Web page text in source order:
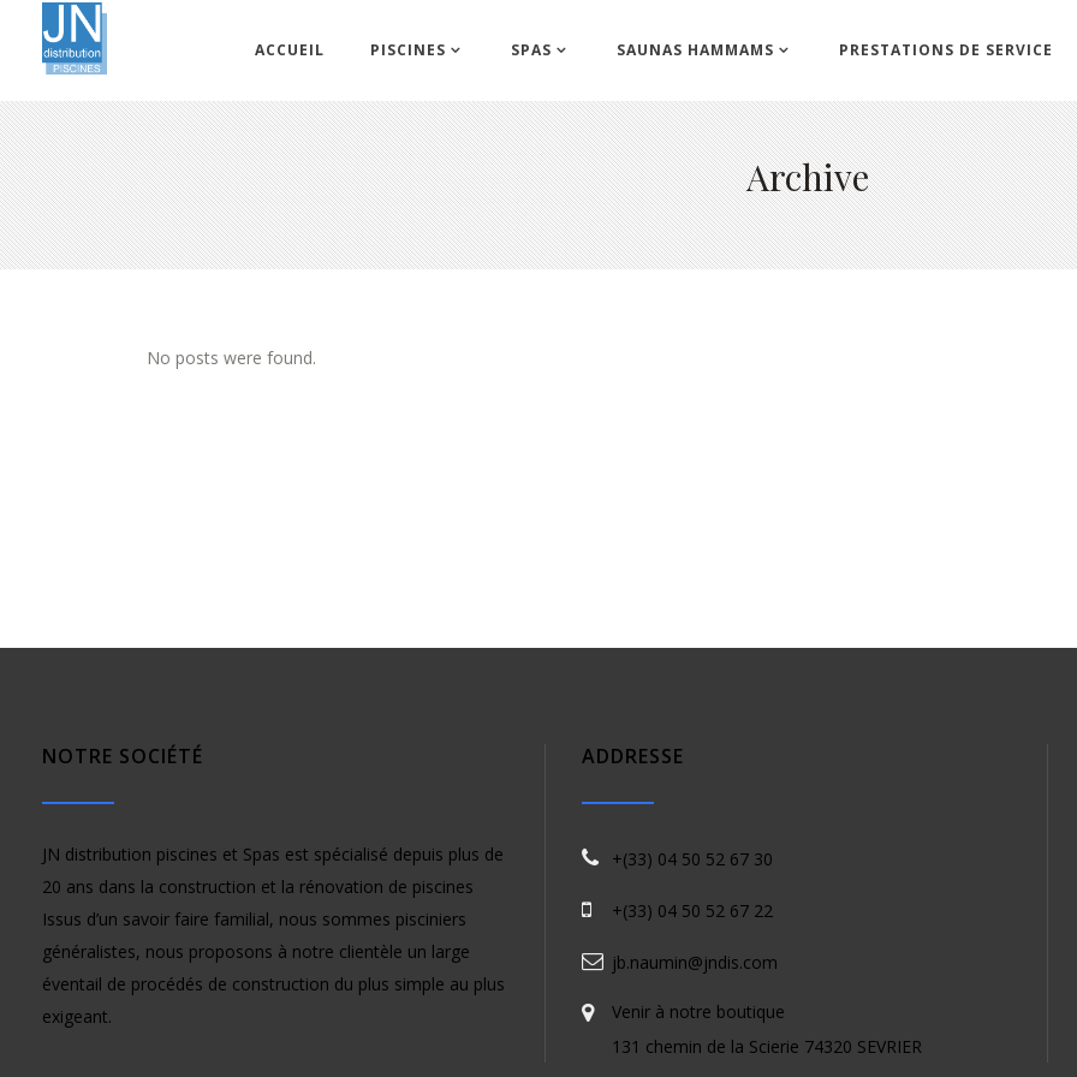
ACCUEIL PISCINES SPAS SAUNAS HAMMAMS PRESTATIONS DE SERVICE
Archive
No posts were found.
NOTRE SOCIÉTÉ
JN distribution piscines et Spas est spécialisé depuis plus de
20 ans dans la construction et la rénovation de piscines
Issus d’un savoir faire familial, nous sommes pisciniers
généralistes, nous proposons à notre clientèle un large
éventail de procédés de construction du plus simple au plus
exigeant.
ADDRESSE
+(33) 04 50 52 67 30
+(33) 04 50 52 67 22
jb.naumin@jndis.com
Venir à notre boutique
131 chemin de la Scierie 74320 SEVRIER